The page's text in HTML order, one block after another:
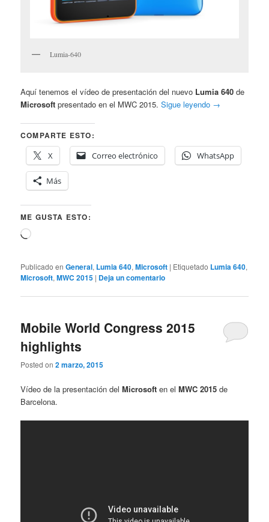
Lumia-640
Aquí tenemos el vídeo de presentación del nuevo Lumia 640 de
Microsoft presentado en el MWC 2015.Sigue leyendo →
COMPARTE ESTO:
X
Correo electrónico WhatsApp
Más
ME GUSTA ESTO:
Cargando...
Publicado en General, Lumia 640,Microsoft | Etiquetado Lumia 640,
Microsoft,MWC 2015 | Deja un comentario
Mobile World Congress 2015
highlights
Posted on2 marzo, 2015
Vídeo de la presentación delMicrosoft en elMWC 2015 de
Barcelona.